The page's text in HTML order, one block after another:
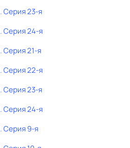
. Серия 23-я
. Серия 24-я
. Серия 21-я
. Серия 22-я
. Серия 23-я
. Серия 24-я
. Серия 9-я